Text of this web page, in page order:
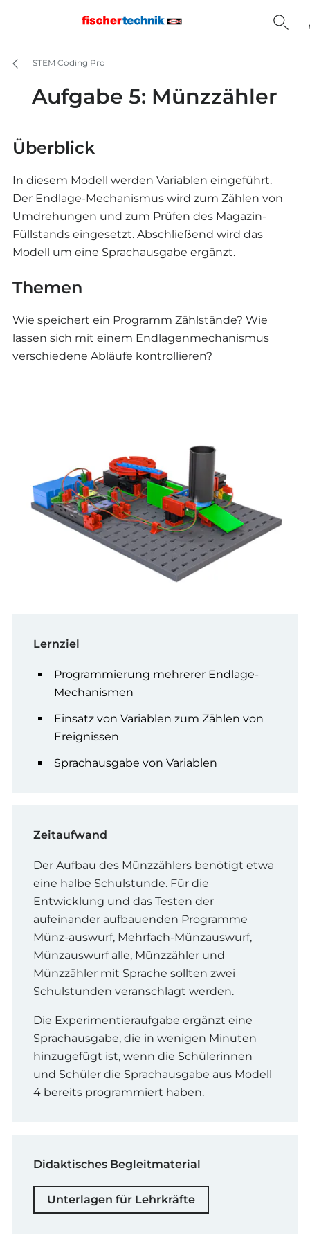
STEM Coding Pro
Aufgabe 5: Münzzähler
Überblick
In diesem Modell werden Variablen eingeführt.
Der Endlage-Mechanismus wird zum Zählen von
Umdrehungen und zum Prüfen des Magazin-
Füllstands eingesetzt. Abschließend wird das
Modell um eine Sprachausgabe ergänzt.
Themen
Wie speichert ein Programm Zählstände? Wie
lassen sich mit einem Endlagenmechanismus
verschiedene Abläufe kontrollieren?
Lernziel
Programmierung mehrerer Endlage-
Mechanismen
Einsatz von Variablen zum Zählen von
Ereignissen
Sprachausgabe von Variablen
Zeitaufwand
Der Aufbau des Münzzählers benötigt etwa
eine halbe Schulstunde. Für die
Entwicklung und das Testen der
aufeinander aufbauenden Programme
Münz-auswurf, Mehrfach-Münzauswurf,
Münzauswurf alle, Münzzähler und
Münzzähler mit Sprache sollten zwei
Schulstunden veranschlagt werden.
Die Experimentieraufgabe ergänzt eine
Sprachausgabe, die in wenigen Minuten
hinzugefügt ist, wenn die Schülerinnen
und Schüler die Sprachausgabe aus Modell
4 bereits programmiert haben.
Didaktisches Begleitmaterial
Unterlagen für Lehrkräfte